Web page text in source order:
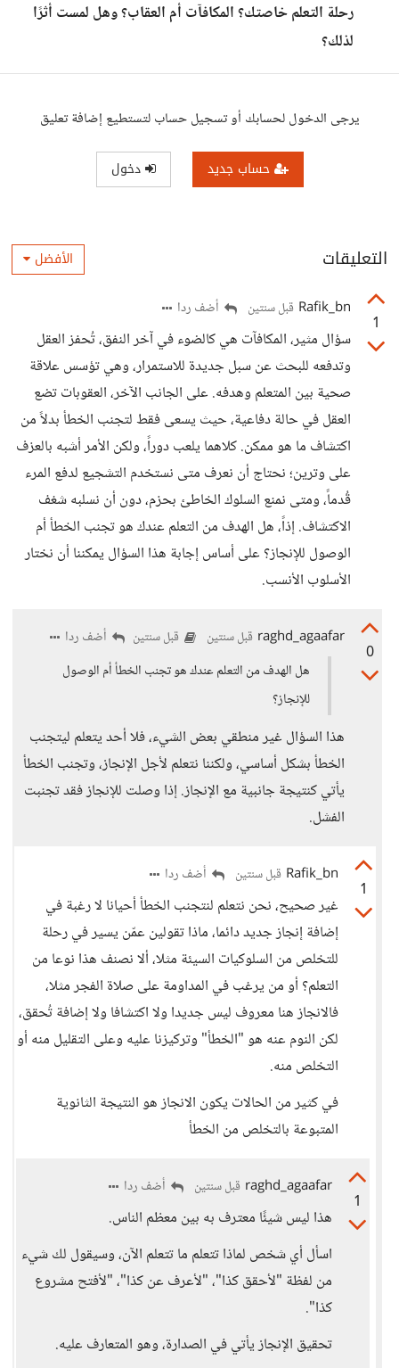
رحلة التعلم خاصتك؟ المكافآت أم العقاب؟ وهل لمست أثرًا
لذلك؟
يرجى الدخول لحسابك أو تسجيل حساب لتستطيع إضافة تعليق
حساب جديد دخول
التعليقات الأفضل
1
Rafik_bn قبل سنتين أضف ردا
سؤال مثير، المكافآت هي كالضوء في آخر النفق، تُحفز العقل
وتدفعه للبحث عن سبل جديدة للاستمرار، وهي تؤسس علاقة
صحية بين المتعلم وهدفه. على الجانب الآخر، العقوبات تضع
العقل في حالة دفاعية، حيث يسعى فقط لتجنب الخطأ بدلاً من
اكتشاف ما هو ممكن. كلاهما يلعب دوراً، ولكن الأمر أشبه بالعزف
على وترين؛ نحتاج أن نعرف متى نستخدم التشجيع لدفع المرء
قُدماً، ومتى نمنع السلوك الخاطئ بحزم، دون أن نسلبه شغف
الاكتشاف. إذاً، هل الهدف من التعلم عندك هو تجنب الخطأ أم
الوصول للإنجاز؟ على أساس إجابة هذا السؤال يمكننا أن نختار
الأسلوب الأنسب.
0
raghd_agaafar قبل سنتين قبل سنتين
أضف ردا
هل الهدف من التعلم عندك هو تجنب الخطأ أم الوصول
للإنجاز؟
هذا السؤال غير منطقي بعض الشيء، فلا أحد يتعلم ليتجنب
الخطأ بشكل أساسي، ولكننا نتعلم لأجل الإنجاز، وتجنب الخطأ
يأتي كنتيجة جانبية مع الإنجاز. إذا وصلت للإنجاز فقد تجنبت
الفشل.
1
Rafik_bn قبل سنتين أضف ردا
غير صحيح، نحن نتعلم لنتجنب الخطأ أحيانا لا رغبة في
إضافة إنجاز جديد دائما، ماذا تقولين عمّن يسير في رحلة
للتخلص من السلوكيات السيئة مثلا، ألا نصنف هذا نوعا من
التعلم؟ أو من يرغب في المداومة على صلاة الفجر مثلا،
فالانجاز هنا معروف ليس جديدا ولا اكتشافا ولا إضافة تُحقق،
لكن النوم عنه هو "الخطأ" وتركيزنا عليه وعلى التقليل منه أو
التخلص منه.
في كثير من الحالات يكون الانجاز هو النتيجة الثانوية
المتبوعة بالتخلص من الخطأ
1
raghd_agaafar قبل سنتين أضف ردا
هذا ليس شيئًا معترف به بين معظم الناس.
اسأل أي شخص لماذا تتعلم ما تتعلم الآن، وسيقول لك شيء
من لفظة "لأحقق كذا"، "لأعرف عن كذا"، "لأفتح مشروع
كذا".
تحقيق الإنجاز يأتي في الصدارة، وهو المتعارف عليه.